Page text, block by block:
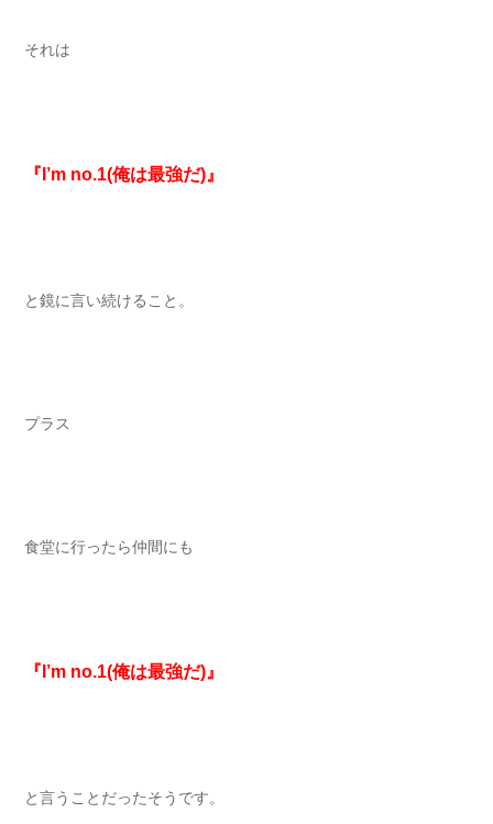
それは
『I’m no.1(俺は最強だ)』
と鏡に言い続けること。
プラス
食堂に行ったら仲間にも
『I’m no.1(俺は最強だ)』
と言うことだったそうです。